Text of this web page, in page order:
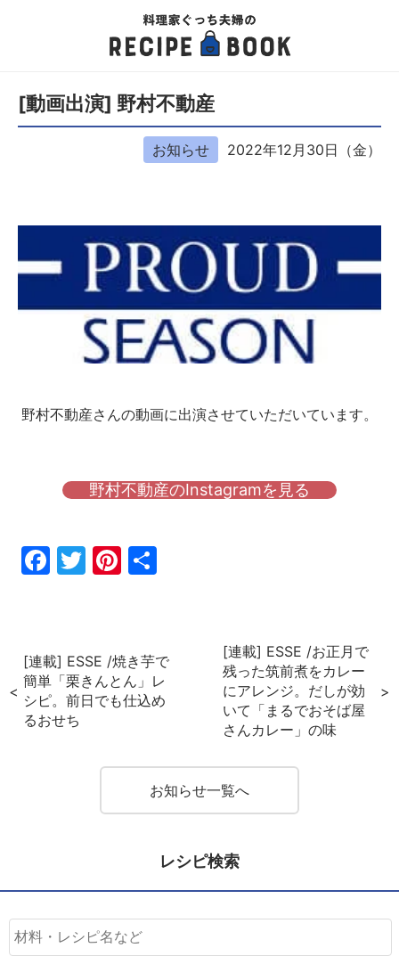
[動画出演] 野村不動産
お知らせ 2022年12月30日（金）
野村不動産さんの動画に出演させていただいています。
野村不動産のInstagramを見る
Fac
Twi
Pin
[連載] ESSE /焼き芋で
簡単「栗きんとん」レ
シピ。前日でも仕込め
るおせち
[連載] ESSE /お正月で
残った筑前煮をカレー
にアレンジ。だしが効
いて「まるでおそば屋
さんカレー」の味
お知らせ一覧へ
レシピ検索